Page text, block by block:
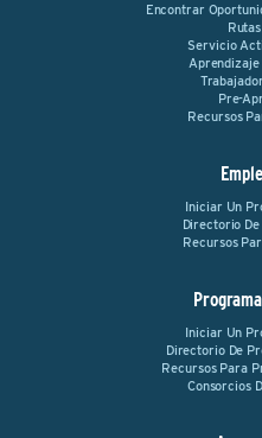
Encontrar
Servicio
Pre-
Recursos
Iniciar Un
Directorio
Recursos
Iniciar Un
Directorio De
Recursos Para
Consorcios